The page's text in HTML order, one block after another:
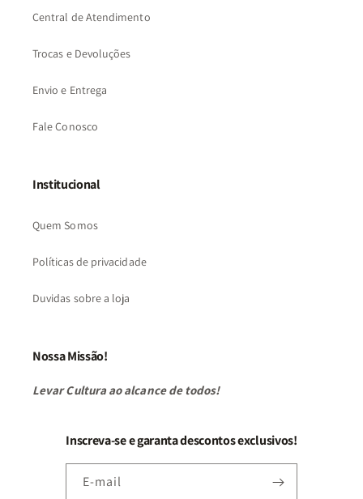
Central de Atendimento
Trocas e Devoluções
Envio e Entrega
Fale Conosco
Institucional
Quem Somos
Políticas de privacidade
Duvidas sobre a loja
Nossa Missão!
Levar Cultura ao alcance de todos!
Inscreva-se e garanta descontos exclusivos!
E-mail